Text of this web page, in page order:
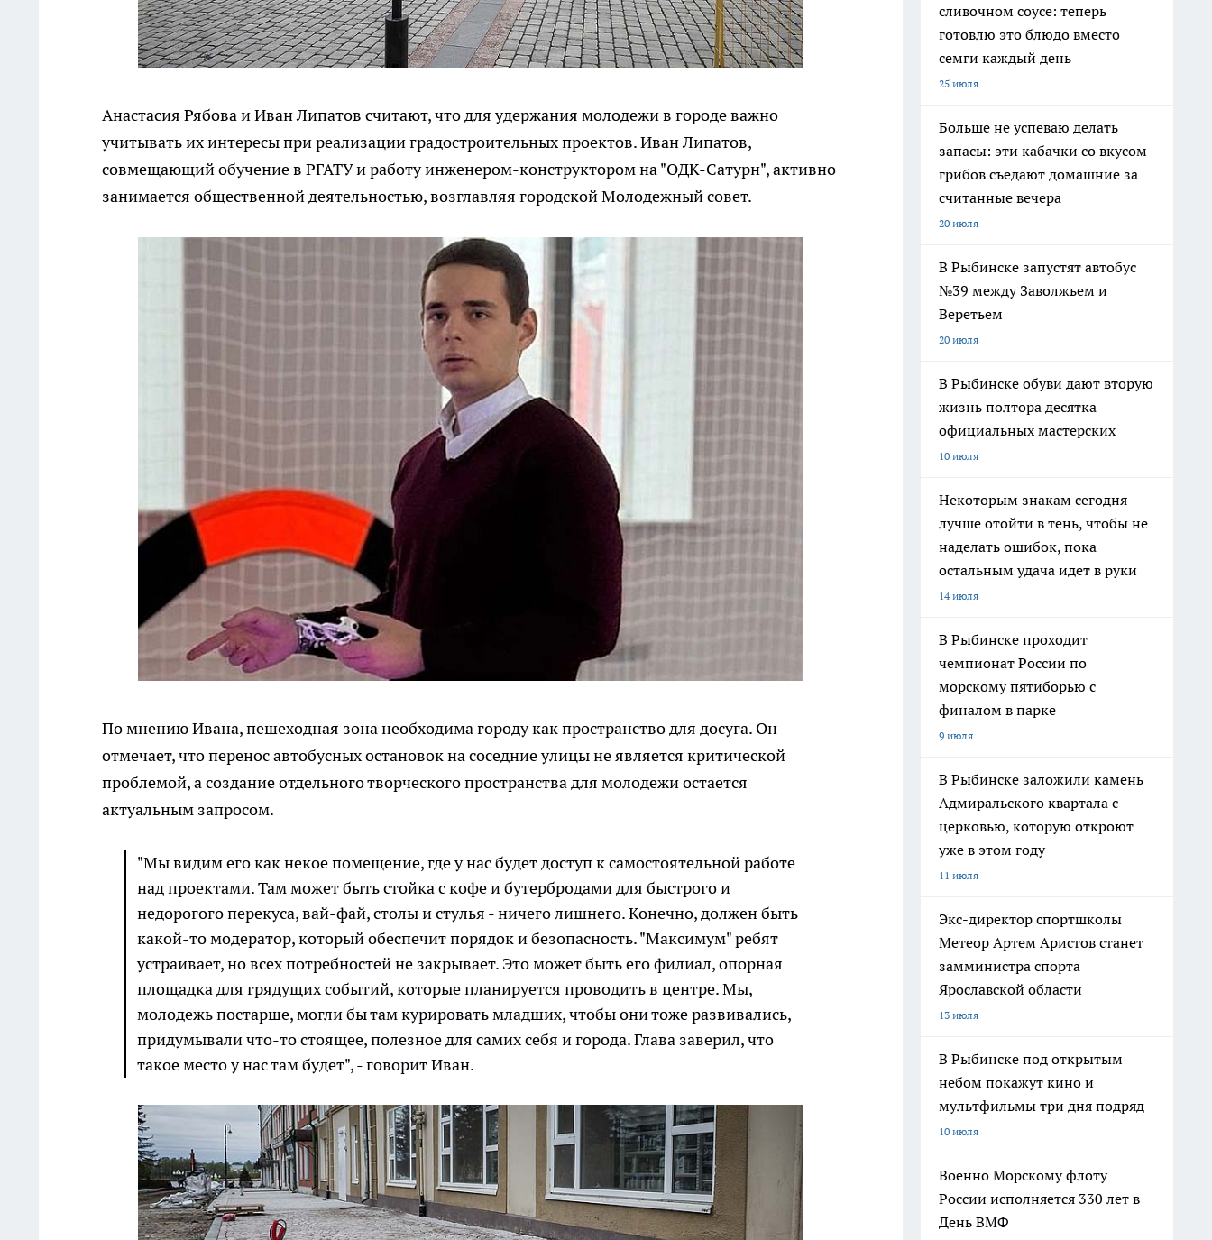
Анастасия Рябова и Иван Липатов считают, что для удержания молодежи в городе важно
учитывать их интересы при реализации градостроительных проектов. Иван Липатов,
совмещающий обучение в РГАТУ и работу инженером-конструктором на "ОДК-Сатурн", активно
занимается общественной деятельностью, возглавляя городской Молодежный совет.
По мнению Ивана, пешеходная зона необходима городу как пространство для досуга. Он
отмечает, что перенос автобусных остановок на соседние улицы не является критической
проблемой, а создание отдельного творческого пространства для молодежи остается
актуальным запросом.
"Мы видим его как некое помещение, где у нас будет доступ к самостоятельной работе
над проектами. Там может быть стойка с кофе и бутербродами для быстрого и
недорогого перекуса, вай-фай, столы и стулья - ничего лишнего. Конечно, должен быть
какой-то модератор, который обеспечит порядок и безопасность. "Максимум" ребят
устраивает, но всех потребностей не закрывает. Это может быть его филиал, опорная
площадка для грядущих событий, которые планируется проводить в центре. Мы,
молодежь постарше, могли бы там курировать младших, чтобы они тоже развивались,
придумывали что-то стоящее, полезное для самих себя и города. Глава заверил, что
такое место у нас там будет", - говорит Иван.
сливочном соусе: теперь
готовлю это блюдо вместо
семги каждый день
25 июля
Больше не успеваю делать
запасы: эти кабачки со вкусом
грибов съедают домашние за
считанные вечера
20 июля
В Рыбинске запустят автобус
№39 между Заволжьем и
Веретьем
20 июля
В Рыбинске обуви дают вторую
жизнь полтора десятка
официальных мастерских
10 июля
Некоторым знакам сегодня
лучше отойти в тень, чтобы не
наделать ошибок, пока
остальным удача идет в руки
14 июля
В Рыбинске проходит
чемпионат России по
морскому пятиборью с
финалом в парке
9 июля
В Рыбинске заложили камень
Адмиральского квартала с
церковью, которую откроют
уже в этом году
11 июля
Экс-директор спортшколы
Метеор Артем Аристов станет
замминистра спорта
Ярославской области
13 июля
В Рыбинске под открытым
небом покажут кино и
мультфильмы три дня подряд
10 июля
Военно Морскому флоту
России исполняется 330 лет в
День ВМФ